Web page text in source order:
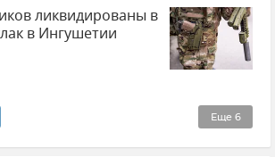
ликвидированы в
в Ингушетии
Еще 6
ФСБ РФ (Федеральная служба безопасности Российской Федерации)